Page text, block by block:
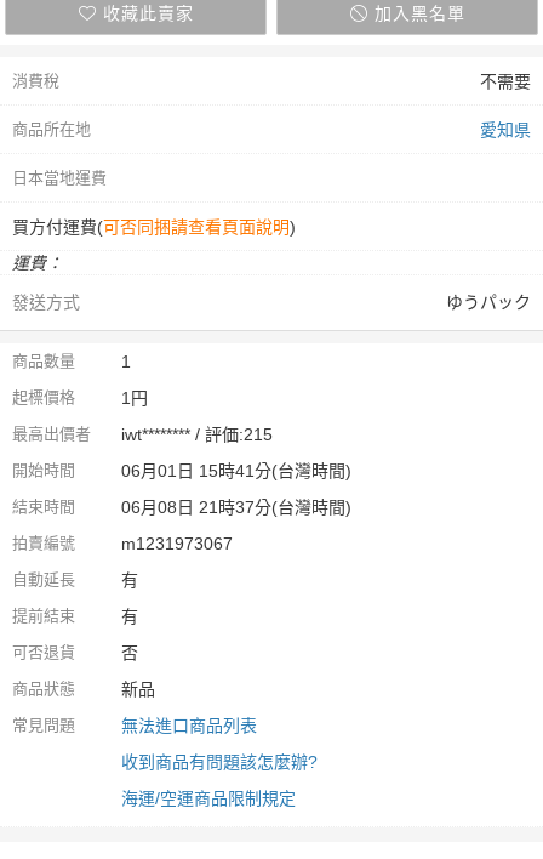
收藏此賣家 加入黑名單
消費稅 不需要
商品所在地 愛知県
日本當地運費
買方付運費(可否同捆請查看頁面說明)
運費：
發送方式
ゆうパック
商品數量 1
起標價格 1円
最高出價者 iwt******** / 評価:215
開始時間 06月01日 15時41分(台灣時間)
結束時間 06月08日 21時37分(台灣時間)
拍賣編號 m1231973067
自動延長 有
提前結束 有
可否退貨 否
商品狀態 新品
常見問題
無法進口商品列表
收到商品有問題該怎麼辦?
海運/空運商品限制規定